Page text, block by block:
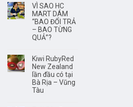
Thời
Điểm
1–
2
LẦN/TUẦN
sao
sữa
hạt
được
bạn”
của
trí
VÌ SAO HC
MART DÁM
“BAO ĐỔI TRẢ
– BAO TỪNG
QUẢ”?
Kiwi RubyRed
New Zealand
lần đầu có tại
Bà Rịa – Vũng
Tàu